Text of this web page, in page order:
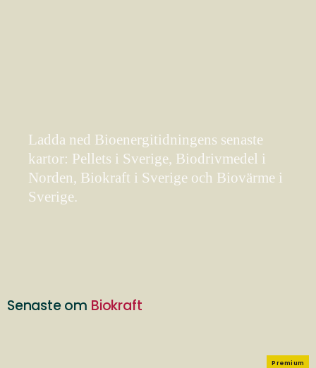
Ladda ned Bioenergitidningens senaste
kartor: Pellets i Sverige, Biodrivmedel i
Norden, Biokraft i Sverige och Biovärme i
Sverige.
Senaste om Biokraft
Premium